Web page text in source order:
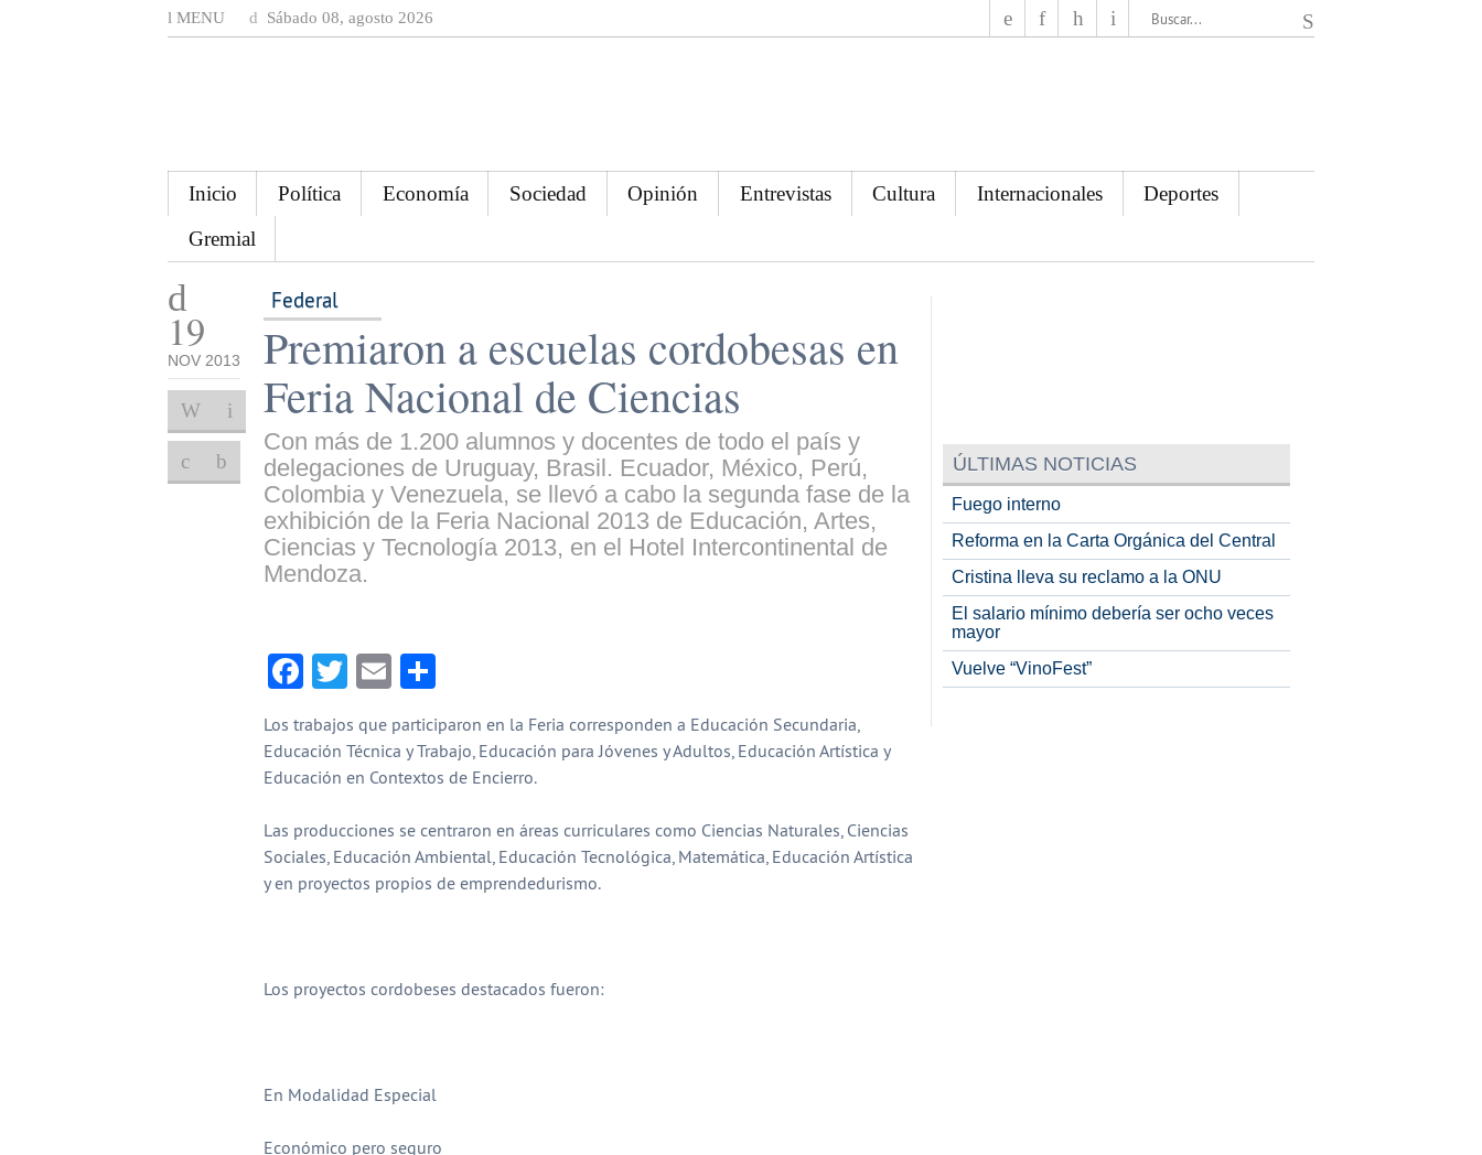
MENU Sábado 08, agosto 2026
Inicio Política Economía Sociedad Opinión Entrevistas Cultura Internacionales
Deportes
Gremial
19
NOV 2013
Federal
Premiaron a escuelas cordobesas en
Feria Nacional de Ciencias
Con más de 1.200 alumnos y docentes de todo el país y
delegaciones de Uruguay, Brasil. Ecuador, México, Perú,
Colombia y Venezuela, se llevó a cabo la segunda fase de la
exhibición de la Feria Nacional 2013 de Educación, Artes,
Ciencias y Tecnología 2013, en el Hotel Intercontinental de
Mendoza.
Facebook
Twitter
EmailCompartir
Los trabajos que participaron en la Feria corresponden a Educación Secundaria,
Educación Técnica y Trabajo, Educación para Jóvenes y Adultos, Educación Artística y
Educación en Contextos de Encierro.
Las producciones se centraron en áreas curriculares como Ciencias Naturales, Ciencias
Sociales, Educación Ambiental, Educación Tecnológica, Matemática, Educación Artística
y en proyectos propios de emprendedurismo.
Los proyectos cordobeses destacados fueron:
En Modalidad Especial
Económico pero seguro
ÚLTIMAS NOTICIAS
Fuego interno
Reforma en la Carta Orgánica del Central
Cristina lleva su reclamo a la ONU
El salario mínimo debería ser ocho veces
mayor
Vuelve “VinoFest”